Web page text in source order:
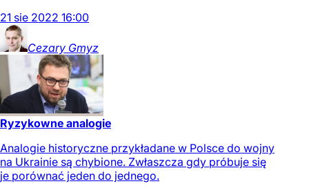
21 sie 2022 16:00
Cezary Gmyz
Ryzykowne analogie
Analogie historyczne przykładane w Polsce do wojny
na Ukrainie są chybione. Zwłaszcza gdy próbuje się
je porównać jeden do jednego.